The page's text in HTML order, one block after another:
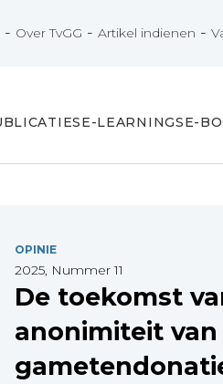
- Over TvGG -Artikel indienen -
E-LEARNINGSE-
OPINIE
2025, Nummer 11
De toekomst
anonimiteit van